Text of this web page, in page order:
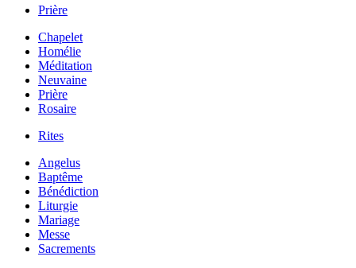
Prière
Chapelet
Homélie
Méditation
Neuvaine
Prière
Rosaire
Rites
Angelus
Baptême
Bénédiction
Liturgie
Mariage
Messe
Sacrements